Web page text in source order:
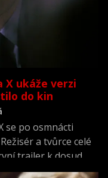
X ukáže verzi
do kin
se po osmnácti
a tvůrce celé
trailer k dosud
X: Chci uvěřit.